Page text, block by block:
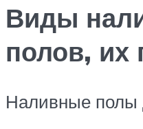
Виды
полов, их
Наливные полы